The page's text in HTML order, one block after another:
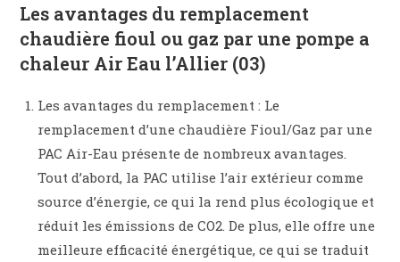
Les avantages du remplacement
chaudière fioul ou gaz par une pompe a
chaleur Air Eau l’Allier (03)
Les avantages du remplacement : Le
remplacement d’une chaudière Fioul/Gaz par une
PAC Air-Eau présente de nombreux avantages.
Tout d’abord, la PAC utilise l’air extérieur comme
source d’énergie, ce qui la rend plus écologique et
réduit les émissions de CO2. De plus, elle offre une
meilleure efficacité énergétique, ce qui se traduit